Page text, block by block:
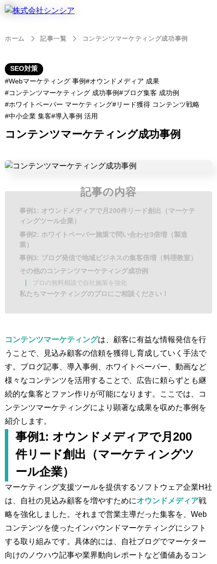
ホーム 記事一覧 コンテンツマーケティング成功事例
SEO対策
Webマーケティング 事例
オウンドメディア 成果
コンテンツマーケティング 成功事例
ブログ集客 成功例
ホワイトペーパー マーケティング
リード獲得 コンテンツ戦略
中小企業 集客 導入事例 活用
コンテンツマーケティング成功事例
記事の内容
事例1: オウンドメディアで月200件リード創出（マーケテ
ィングツール企業）
事例2: ホワイトペーパー施策で問い合わせ3倍増（製造
業）
事例3: ブログ発信で地域ビジネスの集客倍増（料理教室）
その他のコンテンツマーケティング成功例
プロの無料相談で自社施策を強化
私たちマーケティングのプロにご相談ください！
コンテンツマーケティングは、顧客に有益な情報発信を行
うことで、見込み顧客の信頼を獲得し育成していく手法で
す。ブログ記事、導入事例、ホワイトペーパー、動画など
様々なコンテンツを活用することで、広告に頼らずとも継
続的な集客とファン作りが可能になります。ここでは、コ
ンテンツマーケティングにより顕著な成果を収めた事例を
紹介します。
事例1: オウンドメディアで月200
件リード創出（マーケティングツ
ール企業）
マーケティング支援ツールを提供するソフトウェア企業H社
は、自社の見込み顧客を増やすためにオウンドメディア戦
略を強化しました。それまで営業主導だった集客を、Web
コンテンツを使ったインバウンドマーケティングにシフト
する取り組みです。具体的には、自社ブログでマーケター
向けのノウハウ記事や業界動向レポートなど価値あるコン